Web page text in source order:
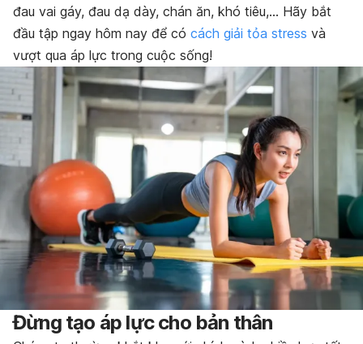
đau vai gáy, đau dạ dày, chán ăn, khó tiêu,… Hãy bắt
đầu tập ngay hôm nay để có cách giải tỏa stress và
vượt qua áp lực trong cuộc sống!
Đừng tạo áp lực cho bản thân